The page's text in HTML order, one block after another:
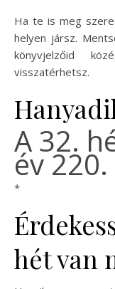
Ha te is meg szeretnéd tudni, hanyadik hét van, akkor jó
helyen jársz.
könyvjelzőid
visszatérhetsz.
A 32.
év
*
hét van